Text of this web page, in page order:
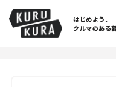
はじめよう、
クルマのある